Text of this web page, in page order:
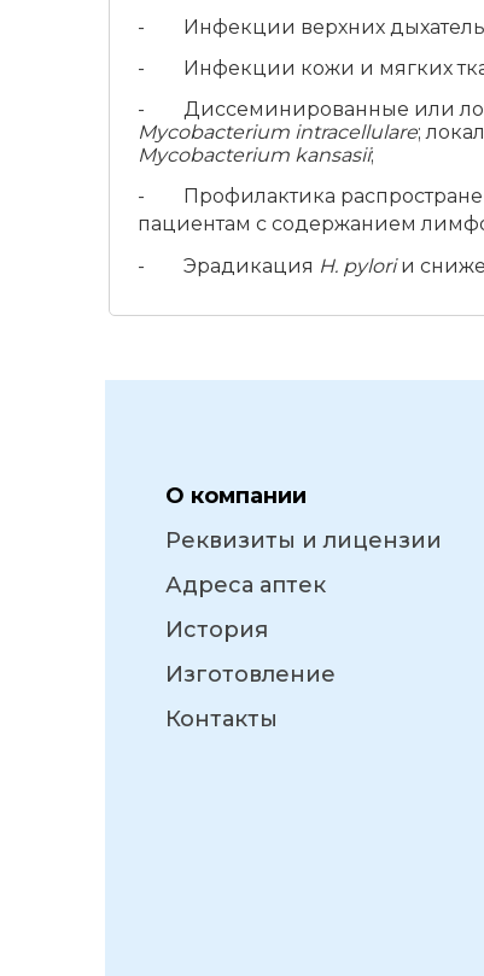
- Инфекции верхних
- Инфекции кожи и мягких
- Диссеминированные или
Mycobacterium intracellulare;
Mycobacterium kansasii;
- Профилактика
пациентам с содержанием
- Эрадикация Н. pyloriи
О компании
Реквизиты и лицензии
Адреса аптек
История
Изготовление
Контакты